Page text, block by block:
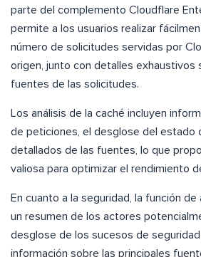
parte del complemento Cloudflare
permite a los usuarios realizar
número de solicitudes servidas por
origen, junto con detalles exhaustivos
fuentes de las solicitudes.
Los análisis de la caché incluyen
de peticiones, el desglose del estado
detallados de las fuentes, lo que
valiosa para optimizar el rendimiento
En cuanto a la seguridad, la función
un resumen de los actores
desglose de los sucesos de
información sobre las principales